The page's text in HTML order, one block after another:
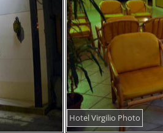
Hotel Virgilio Photo